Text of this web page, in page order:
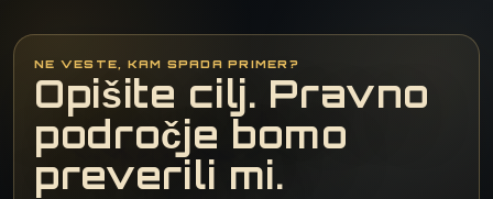
NE VESTE, KAM SPADA PRIMER?
Opišite cilj. Pravno
področje bomo
preverili mi.